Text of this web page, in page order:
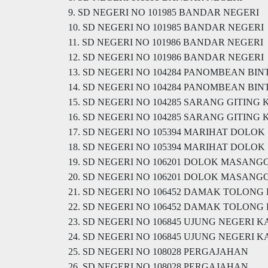
9. SD NEGERI NO 101985 BANDAR NEGERI
10. SD NEGERI NO 101985 BANDAR NEGERI
11. SD NEGERI NO 101986 BANDAR NEGERI
12. SD NEGERI NO 101986 BANDAR NEGERI
13. SD NEGERI NO 104284 PANOMBEAN
14. SD NEGERI NO 104284 PANOMBEAN
15. SD NEGERI NO 104285 SARANG GITING
16. SD NEGERI NO 104285 SARANG GITING
17. SD NEGERI NO 105394 MARIHAT DOLOK
18. SD NEGERI NO 105394 MARIHAT DOLOK
19. SD NEGERI NO 106201 DOLOK
20. SD NEGERI NO 106201 DOLOK
21. SD NEGERI NO 106452 DAMAK TOLONG
22. SD NEGERI NO 106452 DAMAK TOLONG
23. SD NEGERI NO 106845 UJUNG NEGERI
24. SD NEGERI NO 106845 UJUNG NEGERI
25. SD NEGERI NO 108028 PERGAJAHAN